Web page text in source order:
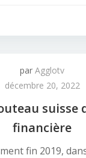
par Agglotv
décembre 20, 2022
suisse
financière
fin 2019,